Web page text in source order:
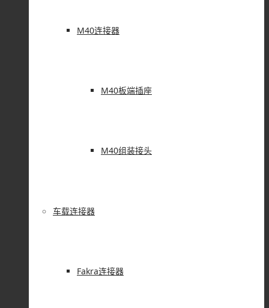
M40连接器
M40板端插座
M40组装接头
车载连接器
Fakra连接器